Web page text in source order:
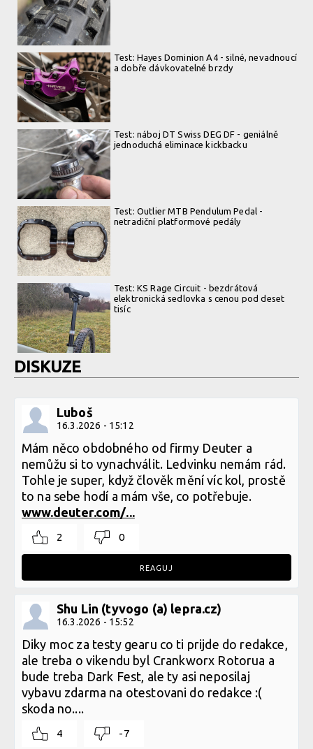
Test: Hayes Dominion A4 - silné, nevadnoucí
a dobře dávkovatelné brzdy
Test: náboj DT Swiss DEG DF - geniálně
jednoduchá eliminace kickbacku
Test: Outlier MTB Pendulum Pedal -
netradiční platformové pedály
Test: KS Rage Circuit - bezdrátová
elektronická sedlovka s cenou pod deset
tisíc
DISKUZE
Luboš
16.3.2026 - 15:12
Mám něco obdobného od firmy Deuter a
nemůžu si to vynachválit. Ledvinku nemám rád.
Tohle je super, když člověk mění víc kol, prostě
to na sebe hodí a mám vše, co potřebuje.
www.deuter.com/...
2 0
REAGUJ
Shu Lin (tyvogo (a) lepra.cz)
16.3.2026 - 15:52
Diky moc za testy gearu co ti prijde do redakce,
ale treba o vikendu byl Crankworx Rotorua a
bude treba Dark Fest, ale ty asi neposilaj
vybavu zdarma na otestovani do redakce :(
skoda no....
4 -7